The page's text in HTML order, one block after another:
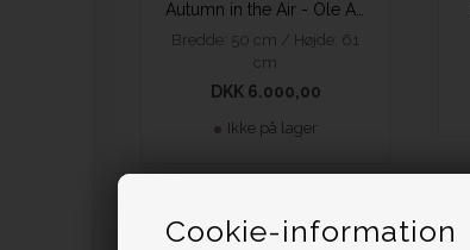
Cookie-information
Autumn in the Air - Ole Ahlberg
Bredde: 50 cm / Højde: 61
cm
DKK 6.000,00
Ikke på lager
Prisen er inklusiv indramning